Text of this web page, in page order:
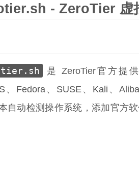
- ZeroTier 虚
是 ZeroTier官方提
、Fedora、SUSE、Kali、
自动检测操作系统，添加官方